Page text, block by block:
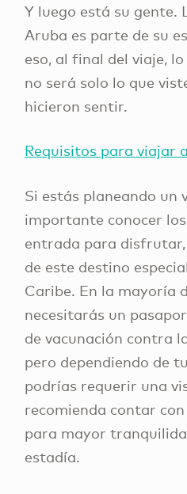
Y luego está su gente.
Aruba es parte de su
eso, al final del viaje,
no será solo lo que
hicieron sentir.
Requisitos para viajar
Si estás planeando un
importante conocer
entrada para
de este destino
Caribe. En la mayoría
necesitarás un
de vacunación contra
pero dependiendo de
podrías requerir una
recomienda contar
para mayor
estadía.